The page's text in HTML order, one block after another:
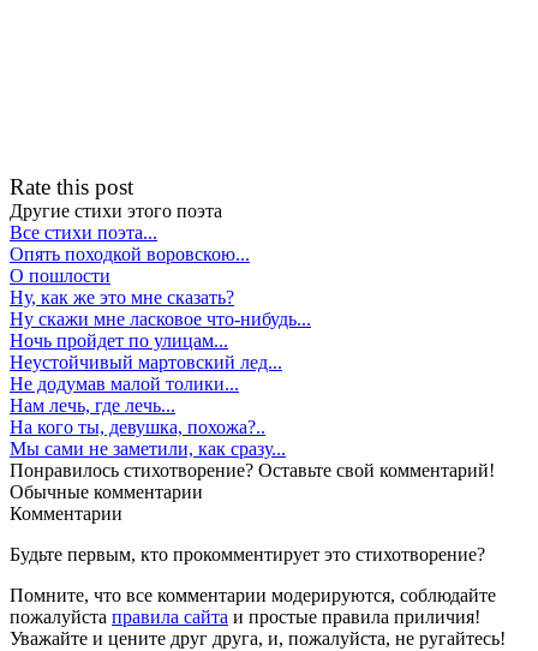
Rate this post
Другие стихи этого поэта
Все стихи поэта...
Опять походкой воровскою...
О пошлости
Ну, как же это мне сказать?
Ну скажи мне ласковое что-нибудь...
Ночь пройдет по улицам...
Неустойчивый мартовский лед...
Не додумав малой толики...
Нам лечь, где лечь...
На кого ты, девушка, похожа?..
Мы сами не заметили, как сразу...
Понравилось стихотворение? Оставьте свой комментарий!
Обычные комментарии
Комментарии
Будьте первым, кто прокомментирует это стихотворение?
Помните, что все комментарии модерируются, соблюдайте
пожалуйста правила сайта и простые правила приличия!
Уважайте и цените друг друга, и, пожалуйста, не ругайтесь!